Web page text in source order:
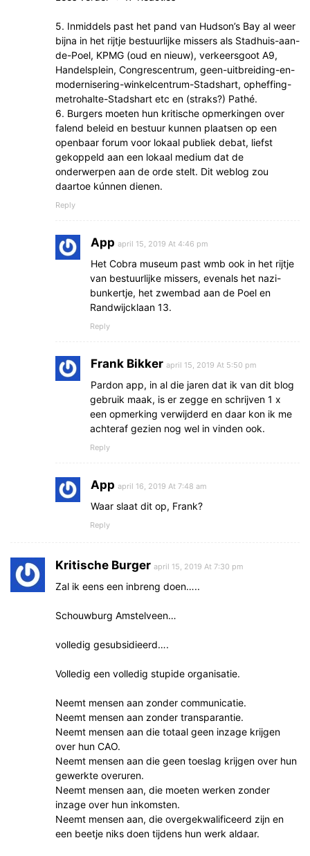
5. Inmiddels past het pand van Hudson’s Bay al weer
bijna in het rijtje bestuurlijke missers als Stadhuis-aan-
de-Poel, KPMG (oud en nieuw), verkeersgoot A9,
Handelsplein, Congrescentrum, geen-uitbreiding-en-
modernisering-winkelcentrum-Stadshart, opheffing-
metrohalte-Stadshart etc en (straks?) Pathé.
6. Burgers moeten hun kritische opmerkingen over
falend beleid en bestuur kunnen plaatsen op een
openbaar forum voor lokaal publiek debat, liefst
gekoppeld aan een lokaal medium dat de
onderwerpen aan de orde stelt. Dit weblog zou
daartoe kúnnen dienen.
Reply
App april 15, 2019 At 4:46 pm
Het Cobra museum past wmb ook in het rijtje
van bestuurlijke missers, evenals het nazi-
bunkertje, het zwembad aan de Poel en
Randwijcklaan 13.
Reply
Frank Bikker april 15, 2019 At 5:50 pm
Pardon app, in al die jaren dat ik van dit blog
gebruik maak, is er zegge en schrijven 1 x
een opmerking verwijderd en daar kon ik me
achteraf gezien nog wel in vinden ook.
Reply
App april 16, 2019 At 7:48 am
Waar slaat dit op, Frank?
Reply
Kritische Burger april 15, 2019 At 7:30 pm
Zal ik eens een inbreng doen…..
Schouwburg Amstelveen…
volledig gesubsidieerd….
Volledig een volledig stupide organisatie.
Neemt mensen aan zonder communicatie.
Neemt mensen aan zonder transparantie.
Neemt mensen aan die totaal geen inzage krijgen
over hun CAO.
Neemt mensen aan die geen toeslag krijgen over hun
gewerkte overuren.
Neemt mensen aan, die moeten werken zonder
inzage over hun inkomsten.
Neemt mensen aan, die overgekwalificeerd zijn en
een beetje niks doen tijdens hun werk aldaar.